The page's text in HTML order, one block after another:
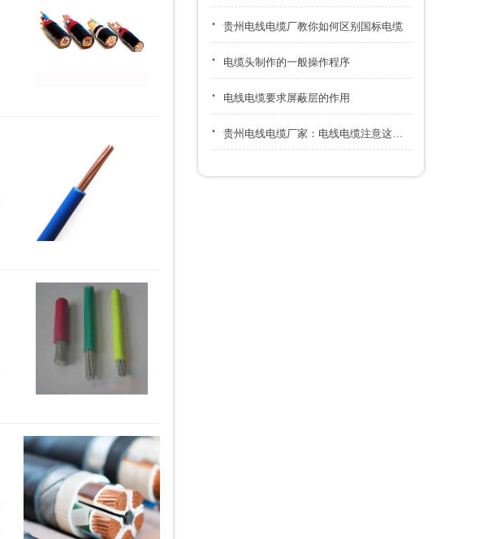
· 贵州电线电缆厂教你如何区别国标电缆
· 电缆头制作的一般操作程序
· 电线电缆要求屏蔽层的作用
· 贵州电线电缆厂家：电线电缆注意这几点，可以延长使用寿命